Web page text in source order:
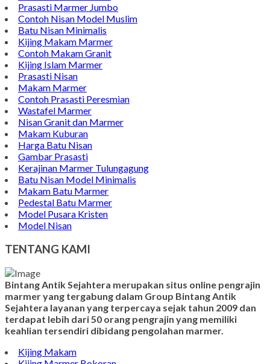
Contoh Vandel Marmer
Makam Marmer Islam
Prasasti Marmer Jumbo
Contoh Nisan Model Muslim
Batu Nisan Minimalis
Kijing Makam Marmer
Contoh Makam Granit
Kijing Islam Marmer
Prasasti Nisan
Makam Marmer
Contoh Prasasti Peresmian
Wastafel Marmer
Nisan Granit dan Marmer
Makam Kuburan
Harga Batu Nisan
Gambar Prasasti
Kerajinan Marmer Tulungagung
Batu Nisan Model Minimalis
Makam Batu Marmer
Pedestal Batu Marmer
Model Pusara Kristen
Model Nisan
TENTANG KAMI
Bintang Antik Sejahtera merupakan situs online pengrajin
marmer yang tergabung dalam Group Bintang Antik
Sejahtera layanan yang terpercaya sejak tahun 2009 dan
terdapat lebih dari 50 orang pengrajin yang memiliki
keahlian tersendiri dibidang pengolahan marmer.